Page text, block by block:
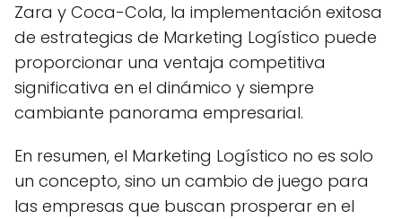
Zara y Coca-Cola, la implementación exitosa
de estrategias de Marketing Logístico puede
proporcionar una ventaja competitiva
significativa en el dinámico y siempre
cambiante panorama empresarial.
En resumen, el Marketing Logístico no es solo
un concepto, sino un cambio de juego para
las empresas que buscan prosperar en el